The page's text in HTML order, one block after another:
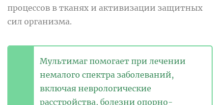
процессов в тканях и активизации защитных
сил организма.
Мультимаг помогает при лечении
немалого спектра заболеваний,
включая неврологические
расстройства, болезни опорно-